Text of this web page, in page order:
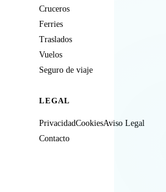
Cruceros
Ferries
Traslados
Vuelos
Seguro de viaje
LEGAL
PrivacidadCookiesAviso Legal
Contacto